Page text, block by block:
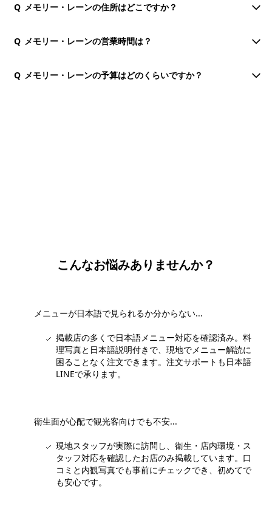
Q メモリー・レーンの住所はどこですか？
Q メモリー・レーンの営業時間は？
Q メモリー・レーンの予算はどのくらいですか？
こんなお悩みありませんか？
メニューが日本語で見られるか分からない...
掲載店の多くで日本語メニュー対応を確認済み。料
理写真と日本語説明付きで、現地でメニュー解読に
困ることなく注文できます。注文サポートも日本語
LINEで承ります。
衛生面が心配で観光客向けでも不安...
現地スタッフが実際に訪問し、衛生・店内環境・ス
タッフ対応を確認したお店のみ掲載しています。口
コミと内観写真でも事前にチェックでき、初めてで
も安心です。